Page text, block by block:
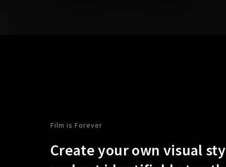
Film is Forever
Create your own visual